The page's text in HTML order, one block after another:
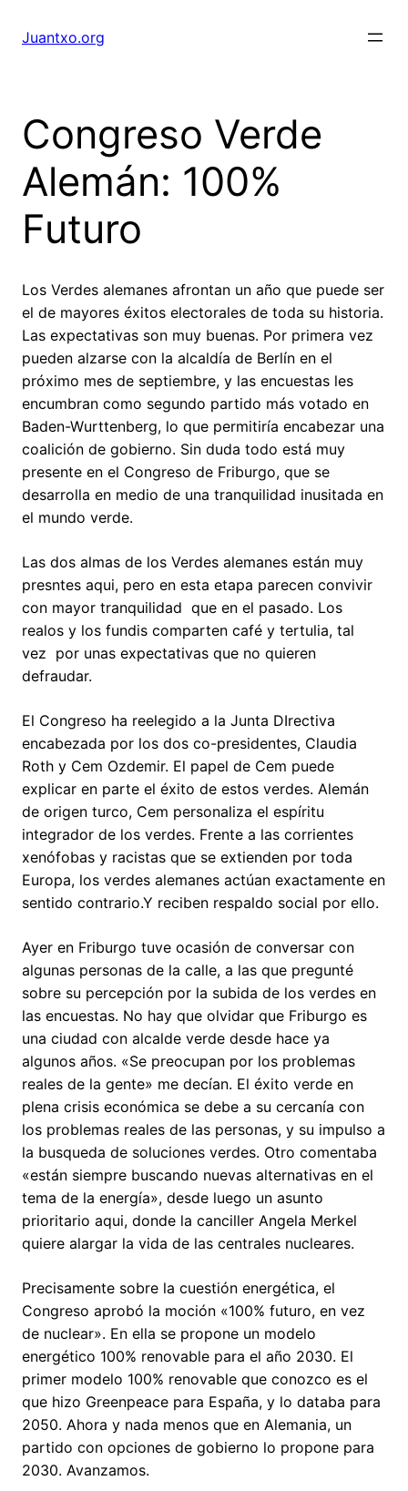
Juantxo.org
Congreso Verde
Alemán: 100%
Futuro
Los Verdes alemanes afrontan un año que puede ser
el de mayores éxitos electorales de toda su historia.
Las expectativas son muy buenas. Por primera vez
pueden alzarse con la alcaldía de Berlín en el
próximo mes de septiembre, y las encuestas les
encumbran como segundo partido más votado en
Baden-Wurttenberg, lo que permitiría encabezar una
coalición de gobierno. Sin duda todo está muy
presente en el Congreso de Friburgo, que se
desarrolla en medio de una tranquilidad inusitada en
el mundo verde.
Las dos almas de los Verdes alemanes están muy
presntes aqui, pero en esta etapa parecen convivir
con mayor tranquilidad que en el pasado. Los
realos y los fundis comparten café y tertulia, tal
vez por unas expectativas que no quieren
defraudar.
El Congreso ha reelegido a la Junta DIrectiva
encabezada por los dos co-presidentes, Claudia
Roth y Cem Ozdemir. El papel de Cem puede
explicar en parte el éxito de estos verdes. Alemán
de origen turco, Cem personaliza el espíritu
integrador de los verdes. Frente a las corrientes
xenófobas y racistas que se extienden por toda
Europa, los verdes alemanes actúan exactamente en
sentido contrario.Y reciben respaldo social por ello.
Ayer en Friburgo tuve ocasión de conversar con
algunas personas de la calle, a las que pregunté
sobre su percepción por la subida de los verdes en
las encuestas. No hay que olvidar que Friburgo es
una ciudad con alcalde verde desde hace ya
algunos años. «Se preocupan por los problemas
reales de la gente» me decían. El éxito verde en
plena crisis económica se debe a su cercanía con
los problemas reales de las personas, y su impulso a
la busqueda de soluciones verdes. Otro comentaba
«están siempre buscando nuevas alternativas en el
tema de la energía», desde luego un asunto
prioritario aqui, donde la canciller Angela Merkel
quiere alargar la vida de las centrales nucleares.
Precisamente sobre la cuestión energética, el
Congreso aprobó la moción «100% futuro, en vez
de nuclear». En ella se propone un modelo
energético 100% renovable para el año 2030. El
primer modelo 100% renovable que conozco es el
que hizo Greenpeace para España, y lo databa para
2050. Ahora y nada menos que en Alemania, un
partido con opciones de gobierno lo propone para
2030. Avanzamos.